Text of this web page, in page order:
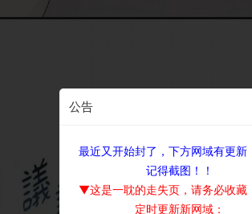
公告
最近又开始封了，下方网域有更新
记得截图！！
▼这是一耽的走失页，请务必收藏
定时更新新网域：